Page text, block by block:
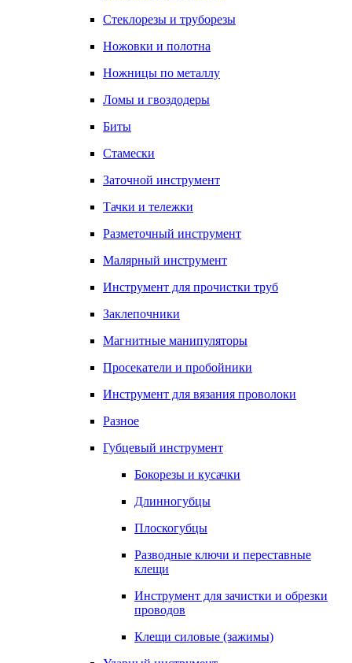
Стеклорезы и труборезы
Ножовки и полотна
Ножницы по металлу
Ломы и гвоздодеры
Биты
Стамески
Заточной инструмент
Тачки и тележки
Разметочный инструмент
Малярный инструмент
Инструмент для прочистки труб
Заклепочники
Магнитные манипуляторы
Просекатели и пробойники
Инструмент для вязания проволоки
Разное
Губцевый инструмент
Бокорезы и кусачки
Длинногубцы
Плоскогубцы
Разводные ключи и переставные
клещи
Инструмент для зачистки и обрезки
проводов
Клещи силовые (зажимы)